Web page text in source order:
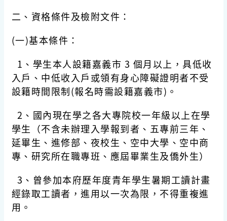
二、資格條件及檢附文件：
(一)基本條件：
1、學生本人設籍嘉義市 3 個月以上，具低收
入戶、中低收入戶或領有身心障礙證明者不受
設籍時間限制(報名時需設籍嘉義市)。
2、國內現在學之各大專院校一年級以上在學
學生（不含未辦理入學報到者、五專前三年、
延畢生、進修部、夜校生、空中大學、空中商
專、研究所在職專班、應屆畢業生及僑外生）
3、曾參加本府歷年度青年學生暑期工讀計畫
經錄取工讀者，進用以一次為限，不得重複進
用。